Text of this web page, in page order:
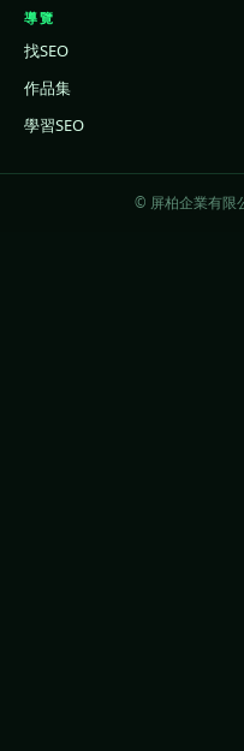
導覽
找SEO
作品集
學習SEO
© 屏柏企業有限